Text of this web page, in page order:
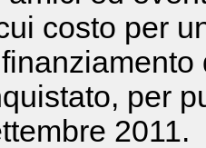
costo per
per
2011.